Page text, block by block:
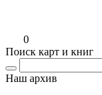
0
Поиск карт и книг
Наш архив